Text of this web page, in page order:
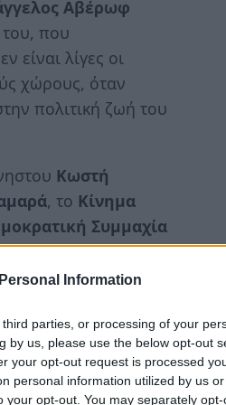
Information
parties, or processing of your
by us, please use the below opt-out
your opt-out request is processed
personal information utilized by us
opt-out. You may separately
Αβέρωφ
του, που
είναι λίγες οι
χώρους, όταν
πολιτική ζωή του
Κωστή
, το Κίνημα
Συμμαχία
καιΑνατροπήςκι εν
όταν αποχώρησε
αλλά και
και ιδρύσεις νέων